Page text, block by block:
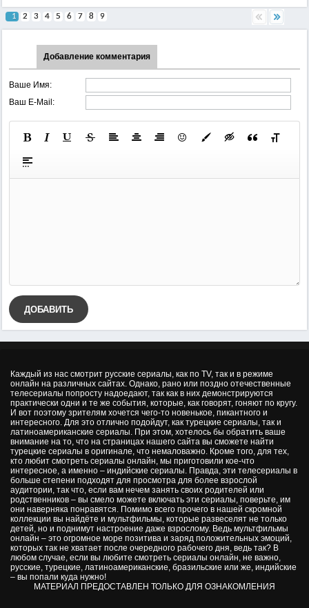
1 2 3 4 5 6 7 8 9
Добавление комментария
Ваше Имя:
Ваш E-Mail:
ДОБАВИТЬ
Каждый из нас смотрит русские сериалы, как по TV, так и в режиме
онлайн на различных сайтах. Однако, рано или поздно отечественные
телесериалы попросту надоедают, так как в них демонстрируются
практически одни и те же события, которые, как говорят, гоняют по кругу.
И вот поэтому зрителям хочется чего-то новенькое, пикантного и
интересного. Для это отлично подойдут, как турецкие сериалы, так и
латиноамериканские сериалы. При этом, хотелось бы обратить ваше
внимание на то, что на страницах нашего сайта вы сможете найти
турецкие сериалы в оригинале, что немаловажно. Кроме того, для тех,
кто любит смотреть сериалы онлайн, мы приготовили кое-что
интересное, а именно – индийские сериалы. Правда, эти телесериалы в
больше степени подходят для просмотра для более взрослой
аудитории, так что, если вам нечем занять своих родителей или
родственников – вы смело можете включать эти сериалы, поверьте, им
они наверняка понравятся. Помимо всего прочего в нашей скромной
коллекции вы найдёте и мультфильмы, которые развеселят не только
детей, но и поднимут настроение даже взрослому. Ведь мультфильмы
онлайн – это огромное море позитива и заряд положительных эмоций,
которых так не хватает после очередного рабочего дня, ведь так? В
любом случае, если вы любите смотреть сериалы онлайн, не важно,
русские, турецкие, латиноамериканские, бразильские или же, индийские
– вы попали куда нужно!
МАТЕРИАЛ ПРЕДОСТАВЛЕН ТОЛЬКО ДЛЯ ОЗНАКОМЛЕНИЯ